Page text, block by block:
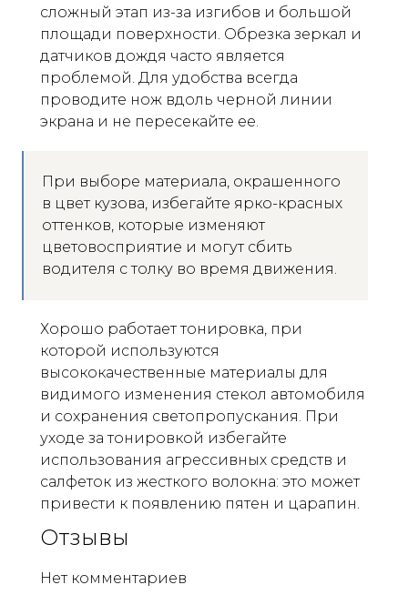
сложный этап из-за изгибов и большой
площади поверхности. Обрезка зеркал и
датчиков дождя часто является
проблемой. Для удобства всегда
проводите нож вдоль черной линии
экрана и не пересекайте ее.
При выборе материала, окрашенного
в цвет кузова, избегайте ярко-красных
оттенков, которые изменяют
цветовосприятие и могут сбить
водителя с толку во время движения.
Хорошо работает тонировка, при
которой используются
высококачественные материалы для
видимого изменения стекол автомобиля
и сохранения светопропускания. При
уходе за тонировкой избегайте
использования агрессивных средств и
салфеток из жесткого волокна: это может
привести к появлению пятен и царапин.
Отзывы
Нет комментариев